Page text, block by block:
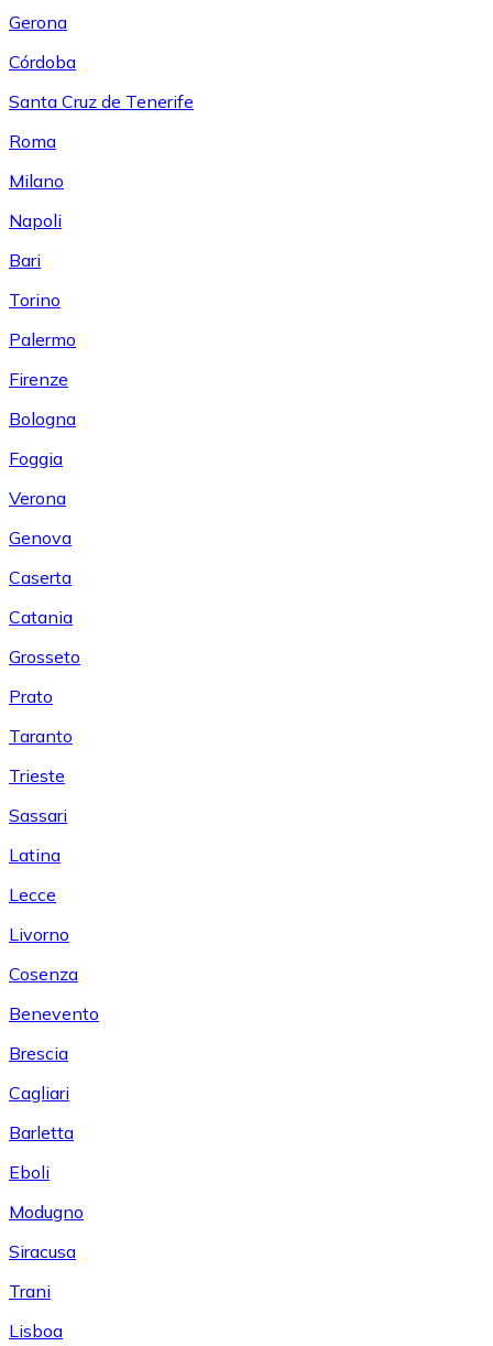
Gerona
Córdoba
Santa Cruz de Tenerife
Roma
Milano
Napoli
Bari
Torino
Palermo
Firenze
Bologna
Foggia
Verona
Genova
Caserta
Catania
Grosseto
Prato
Taranto
Trieste
Sassari
Latina
Lecce
Livorno
Cosenza
Benevento
Brescia
Cagliari
Barletta
Eboli
Modugno
Siracusa
Trani
Lisboa